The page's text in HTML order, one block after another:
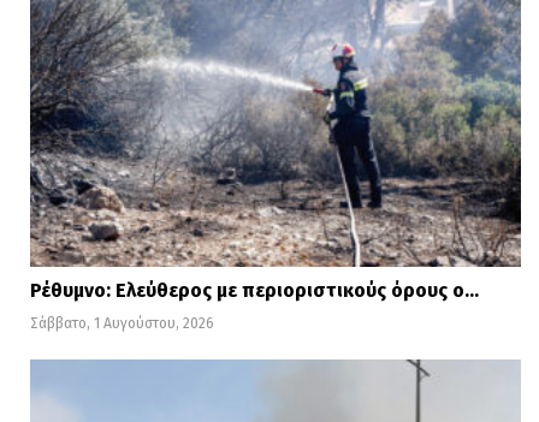
Ρέθυμνο: Ελεύθερος με περιοριστικούς όρους ο…
Σάββατο, 1 Αυγούστου, 2026